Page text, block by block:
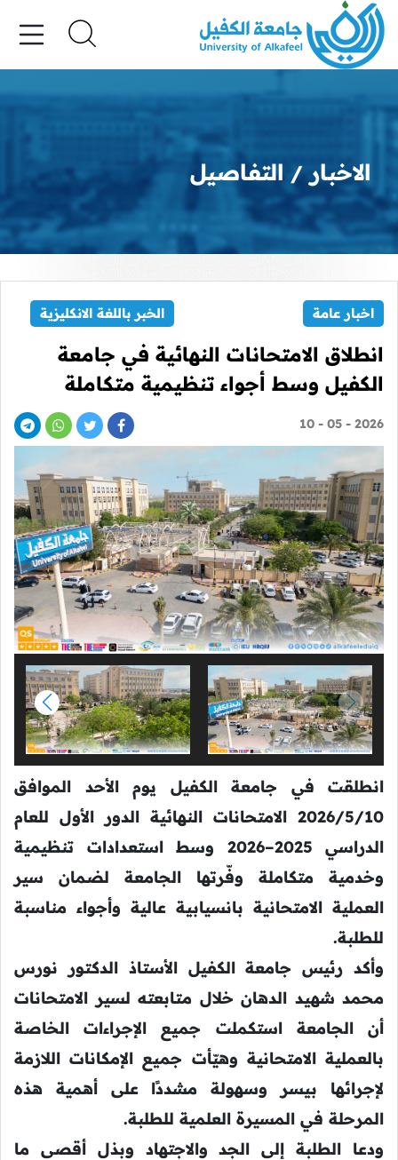
الاخبار التفاصيل
اخبار عامة الخبر باللغة الانكليزية
انطلاق الامتحانات النهائية في جامعة
الكفيل وسط أجواء تنظيمية متكاملة
2026 - 05 - 10
انطلقت في جامعة الكفيل يوم الأحد الموافق
2026/5/10 الامتحانات النهائية الدور الأول للعام
الدراسي 2025–2026 وسط استعدادات تنظيمية
وخدمية متكاملة وفّرتها الجامعة لضمان سير
العملية الامتحانية بانسيابية عالية وأجواء مناسبة
للطلبة.
وأكد رئيس جامعة الكفيل الأستاذ الدكتور نورس
محمد شهيد الدهان خلال متابعته لسير الامتحانات
أن الجامعة استكملت جميع الإجراءات الخاصة
بالعملية الامتحانية وهيّأت جميع الإمكانات اللازمة
لإجرائها بيسر وسهولة مشددًا على أهمية هذه
المرحلة في المسيرة العلمية للطلبة.
ودعا الطلبة إلى الجد والاجتهاد وبذل أقصى ما